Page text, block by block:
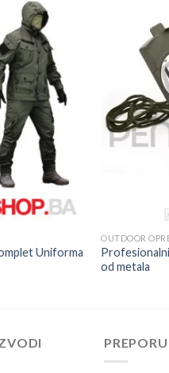
Uniforma
OUTDOOR
od metala